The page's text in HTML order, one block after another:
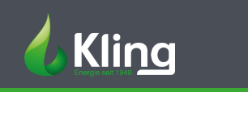
springen